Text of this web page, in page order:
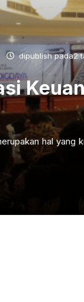
dipublish pada2
hal yang